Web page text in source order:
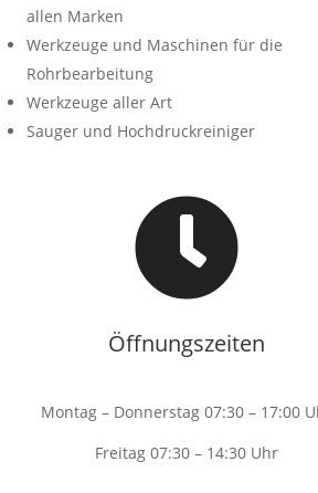
allen Marken
Werkzeuge und Maschinen für die
Rohrbearbeitung
Werkzeuge aller Art
Sauger und Hochdruckreiniger

Öffnungszeiten
Montag – Donnerstag 07:30 – 17:00
Freitag 07:30 – 14:30 Uhr